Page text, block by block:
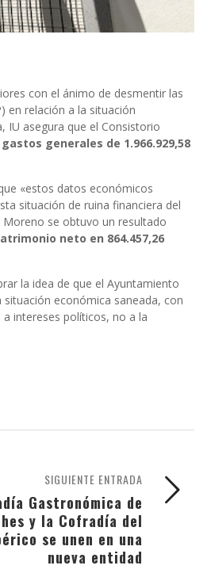
con el ánimo de desmentir las
en relación a la situación
IU asegura que el Consistorio
generales de 1.966.929,58
«estos datos económicos
situación de ruina financiera del
Moreno se obtuvo un resultado
neto en 864.457,26
la idea de que el Ayuntamiento
económica saneada, con
intereses políticos, no a la
SIGUIENTE ENTRADA
Gastronómica de
y la Cofradía del
se unen en una
nueva entidad